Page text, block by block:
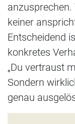
anzusprechen.
keiner
Entscheidend
konkretes
„Du vertraust
Sondern
genau